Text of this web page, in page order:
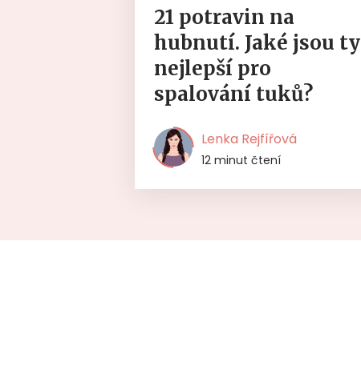
21 potravin na
hubnutí. Jaké jsou ty
nejlepší pro
spalování tuků?
Lenka Rejfířová
12 minut čtení